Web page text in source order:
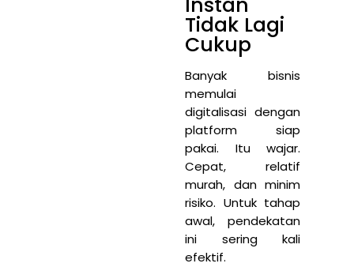
Tidak Lagi
Cukup
Banyak bisnis
memulai
digitalisasi dengan
platform siap
pakai. Itu wajar.
Cepat, relatif
murah, dan minim
risiko. Untuk tahap
awal, pendekatan
ini sering kali
efektif.